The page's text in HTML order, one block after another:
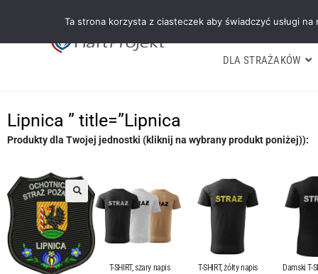
DLA STRAŻAKÓW
Lipnica ” title=”Lipnica
Produkty dla Twojej jednostki (kliknij na wybrany produkt poniżej)):
T-SHIRT, szary napis
T-SHIRT, żółty napis
Damski T-
Ta strona korzysta z ciasteczek aby świadczyć usługi